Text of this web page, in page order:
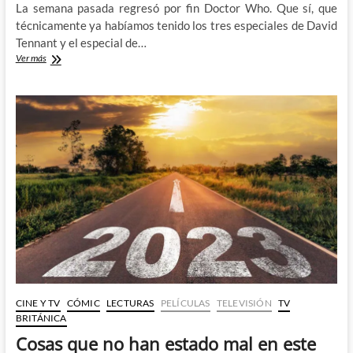
La semana pasada regresó por fin Doctor Who. Que sí, que
técnicamente ya habíamos tenido los tres especiales de David
Tennant y el especial de…
Ver másAnalizamos
de
la
nueva
temporada
Doctor
Who
CINE Y TV CÓMIC LECTURAS PELÍCULAS TELEVISIÓN TV
BRITÁNICA
Cosas que no han estado mal en este